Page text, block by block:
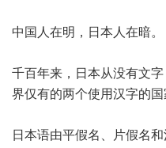
中国人在明，日本人在暗。
千百年来，日本从没有文
界仅有的两个使用汉字的国
日本语由平假名、片假名